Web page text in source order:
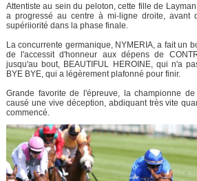
Attentiste au sein du peloton, cette fille de
a progressé au centre à mi-ligne droite, avant
supériiorité dans la phase finale.
La concurrente germanique, NYMERIA, a fait un
de l'accessit d'honneur aux dépens de
jusqu'au bout, BEAUTIFUL HEROINE, qui n'a
BYE BYE, qui a légèrement plafonné pour finir.
Grande favorite de l'épreuve, la championne
causé une vive déception, abdiquant très vite
commencé.